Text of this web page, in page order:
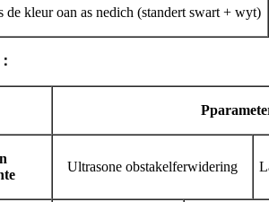
de kleur oan as nedich (standert swart + wyt)
：
P
Ultrasone obstakelferwidering